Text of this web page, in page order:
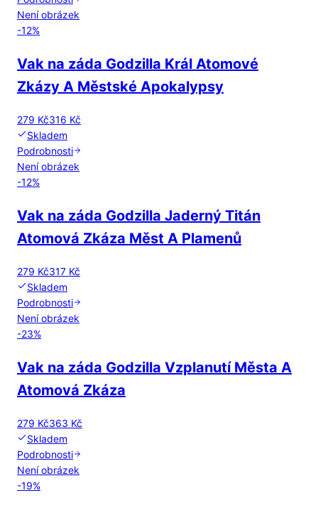
Není obrázek
-12%
Vak na záda Godzilla Král Atomové
Zkázy A Městské Apokalypsy
279 Kč316 Kč
Skladem
Podrobnosti
Není obrázek
-12%
Vak na záda Godzilla Jaderný Titán
Atomová Zkáza Měst A Plamenů
279 Kč317 Kč
Skladem
Podrobnosti
Není obrázek
-23%
Vak na záda Godzilla Vzplanutí Města A
Atomová Zkáza
279 Kč363 Kč
Skladem
Podrobnosti
Není obrázek
-19%